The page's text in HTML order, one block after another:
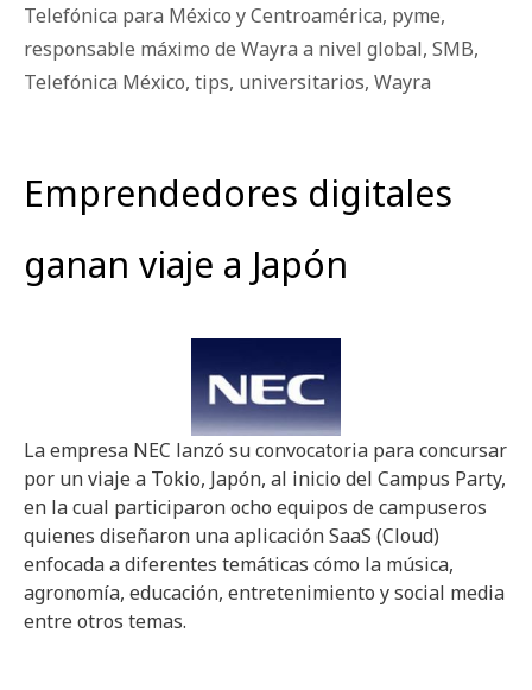
Telefónica para México y Centroamérica, pyme,
responsable máximo de Wayra a nivel global, SMB,
Telefónica México, tips, universitarios, Wayra
Emprendedores digitales
ganan viaje a Japón
La empresa NEC lanzó su convocatoria para concursar
por un viaje a Tokio, Japón, al inicio del Campus Party,
en la cual participaron ocho equipos de campuseros
quienes diseñaron una aplicación SaaS (Cloud)
enfocada a diferentes temáticas cómo la música,
agronomía, educación, entretenimiento y social media
entre otros temas.